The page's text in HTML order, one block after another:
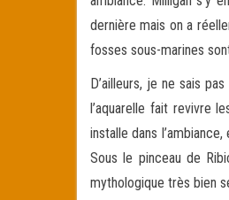
dernière mais on a
fosses sous-marines
D’ailleurs, je ne sais
l’aquarelle fait revivre
installe dans
Sous le pinceau de
mythologique très bien